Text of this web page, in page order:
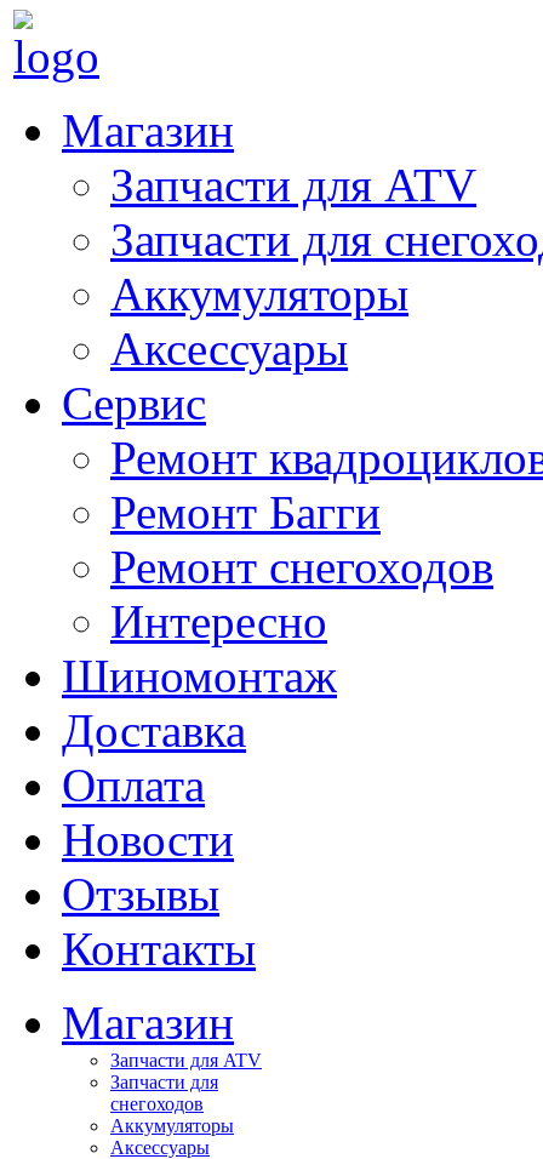
Магазин
Запчасти для ATV
Запчасти для
Аккумуляторы
Аксессуары
Сервис
Ремонт
Ремонт Багги
Ремонт снегоходов
Интересно
Шиномонтаж
Доставка
Оплата
Новости
Отзывы
Контакты
Магазин
Запчасти для ATV
Запчасти для
снегоходов
Аккумуляторы
Аксессуары